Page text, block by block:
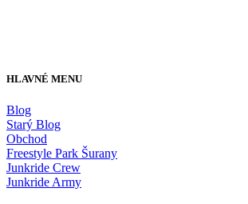
HLAVNÉ MENU
Blog
Starý Blog
Obchod
Freestyle Park Šurany
Junkride Crew
Junkride Army